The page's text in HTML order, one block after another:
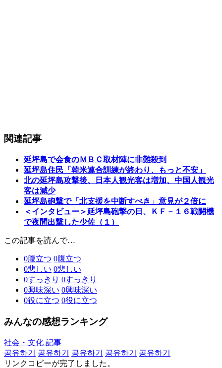
関連記事
延坪島で会食のＭＢＣ取材陣に非難殺到
延坪島住民「韓米連合訓練が終わり、もっと不安」
北の延坪島攻撃後、日本人観光客は増加、中国人観光
客は減少
延坪島砲撃で「北支援を中断すべき」意見が２倍に
＜インタビュー＞延坪島砲撃の日、ＫＦ－１６戦闘機
で夜間出撃した少佐（１）
この記事を読んで…
0腹立つ 0腹立つ
0悲しい 0悲しい
0すっきり 0すっきり
0興味深い 0興味深い
0役に立つ 0役に立つ
みんなの感想ランキング
社会・文化 記事
공유하기
공유하기 공유하기 공유하기
공유하기
リンクコピーが完了しました。